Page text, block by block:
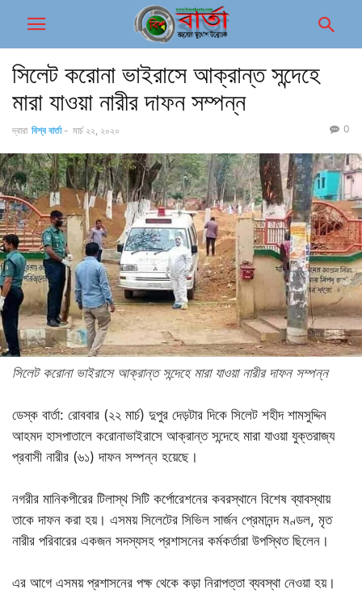
সিলেট করোনা ভাইরাসে আক্রান্ত সন্দেহে
মারা যাওয়া নারীর দাফন সম্পন্ন
দ্বারা বিশ্ব বার্তা - মার্চ ২২, ২০২০ 0
সিলেট করোনা ভাইরাসে আক্রান্ত সন্দেহে মারা যাওয়া নারীর দাফন সম্পন্ন
ডেস্ক বার্তা: রোববার (২২ মার্চ) দুপুর দেড়টার দিকে সিলেট শহীদ শামসুদ্দিন
আহমদ হাসপাতালে করোনাভাইরাসে আক্রান্ত সন্দেহে মারা যাওয়া যুক্তরাজ্য
প্রবাসী নারীর (৬১) দাফন সম্পন্ন হয়েছে।
নগরীর মানিকপীরের টিলাস্থ সিটি কর্পোরেশনের কবরস্থানে বিশেষ ব্যাবস্থায়
তাকে দাফন করা হয়। এসময় সিলেটের সিভিল সার্জন প্রেমানন্দ মণ্ডল, মৃত
নারীর পরিবারের একজন সদস্যসহ প্রশাসনের কর্মকর্তারা উপস্থিত ছিলেন।
এর আগে এসময় প্রশাসনের পক্ষ থেকে কড়া নিরাপত্তা ব্যবস্থা নেওয়া হয়।